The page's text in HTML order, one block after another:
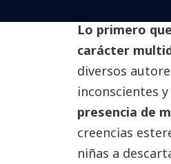
Lo primero
carácter
diversos
inconscientes
presencia de
creencias
niñas a